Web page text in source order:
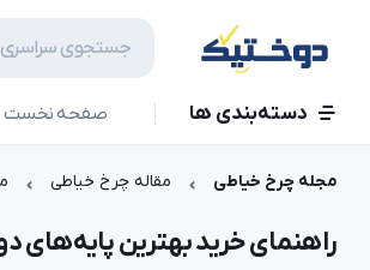
دسته‌بندی ها صفحه نخست
مجله چرخ خیاطی مقاله چرخ خیاطی
راهنمای خرید بهترین